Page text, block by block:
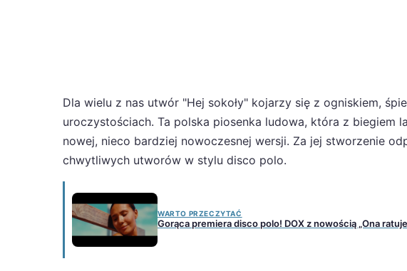
Dla wielu z nas utwór "Hej sokoły" kojarzy się z ogniskiem,
uroczystościach. Ta polska piosenka ludowa, która z biegiem
nowej, nieco bardziej nowoczesnej wersji. Za jej stworzenie
chwytliwych utworów w stylu disco polo.
WARTO PRZECZYTAĆ
Gorąca premiera disco polo! DOX z nowością „Ona